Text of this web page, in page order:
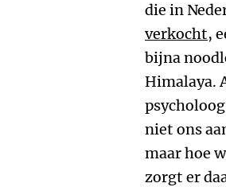
die in
verkocht,
bijna
Himalaya.
niet ons
maar hoe
zorgt er